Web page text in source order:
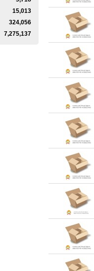
15,013
324,056
7,275,137